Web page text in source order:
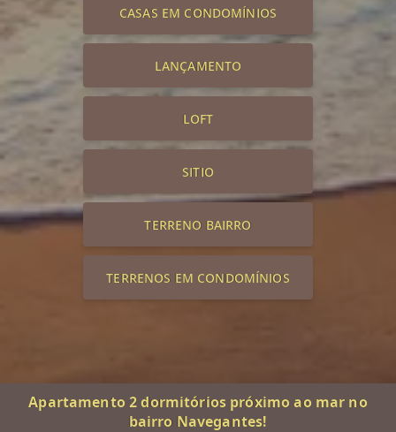
CASAS EM CONDOMÍNIOS
LANÇAMENTO
LOFT
SITIO
TERRENO BAIRRO
TERRENOS EM CONDOMÍNIOS
Apartamento 2 dormitórios próximo ao mar no
bairro Navegantes!